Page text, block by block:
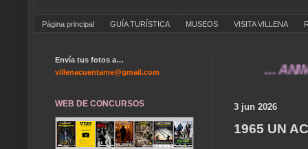
Página principal GUÍA TURÍSTICA MUSEOS VISITA VILLENA
... ANÍMATE
3 jun 2026
1965 UN
Envía tus fotos a…
villenacuentame@gmail.com
WEB DE CONCURSOS